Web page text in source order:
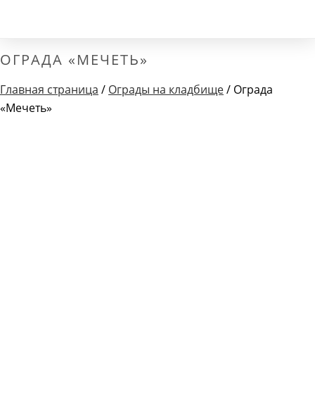
ОГРАДА «МЕЧЕТЬ»
Главная страница / Ограды на кладбище/ Ограда
«Мечеть»